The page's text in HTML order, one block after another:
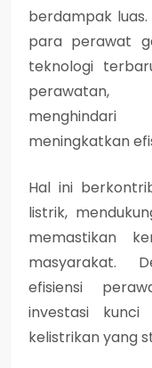
berdampak
para perawat
teknologi
perawatan,
meningkatkan
Hal ini
listrik,
memastikan
masyarakat.
efisiensi
investasi
kelistrikan yang